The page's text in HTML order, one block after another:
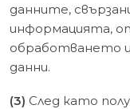
данните,
информацията,
обработването
данни.
(3) След като